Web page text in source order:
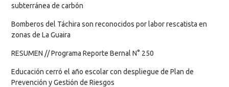
subterránea de carbón
Bomberos del Táchira son reconocidos por labor rescatista en
zonas de La Guaira
RESUMEN // Programa Reporte Bernal N° 250
Educación cerró el año escolar con despliegue de Plan de
Prevención y Gestión de Riesgos